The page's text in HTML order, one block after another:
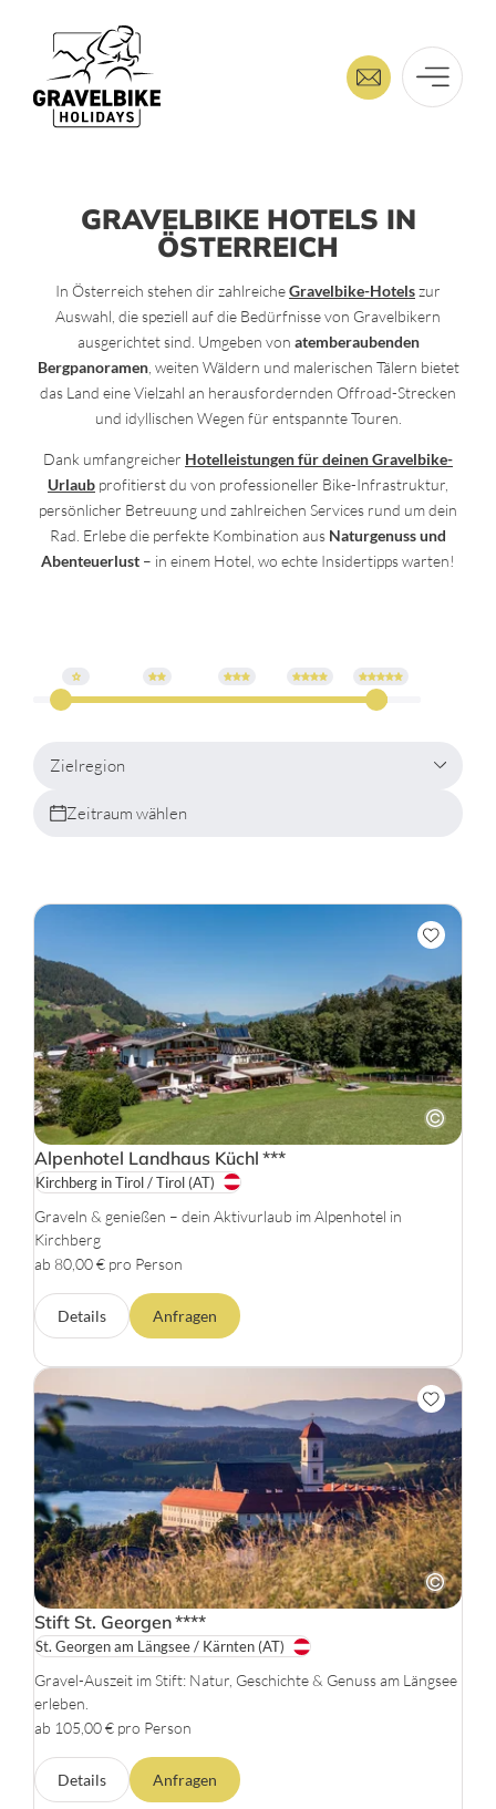
GRAVELBIKE HOTELS IN
ÖSTERREICH
In Österreich stehen dir zahlreicheGravelbike-Hotelszur
Auswahl, die speziell auf die Bedürfnisse von Gravelbikern
ausgerichtet sind. Umgeben von atemberaubenden
Bergpanoramen, weiten Wäldern und malerischen Tälern bietet
das Land eine Vielzahl an herausfordernden Offroad-Strecken
und idyllischen Wegen für entspannte Touren.
Dank umfangreicher Hotelleistungen für deinen Gravelbike-
Urlaub profitierst du von professioneller Bike-Infrastruktur,
persönlicher Betreuung und zahlreichen Services rund um dein
Rad. Erlebe die perfekte Kombination aus Naturgenuss und
Abenteuerlust – in einem Hotel, wo echte Insidertipps warten!
Zielregion
Zeitraum wählen
Alpenhotel Landhaus Küchl ***
Kirchberg in Tirol / Tirol (AT)
Graveln & genießen – dein Aktivurlaub im Alpenhotel in
Kirchberg
ab 80,00 € pro Person
Details Anfragen
Stift St. Georgen****
St. Georgen am Längsee / Kärnten (AT)
Gravel-Auszeit im Stift: Natur, Geschichte & Genuss am Längsee
erleben.
ab 105,00 € pro Person
Details Anfragen